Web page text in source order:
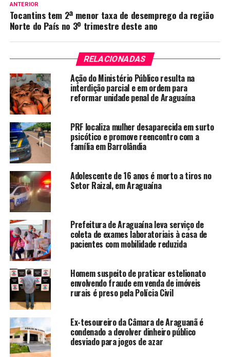
ANTERIOR
Tocantins tem 2ª menor taxa de desemprego da região
Norte do País no 3º trimestre deste ano
RELACIONADAS
Ação do Ministério Público resulta na
interdição parcial e em ordem para
reformar unidade penal de Araguaína
PRF localiza mulher desaparecida em surto
psicótico e promove reencontro com a
família em Barrolândia
Adolescente de 16 anos é morto a tiros no
Setor Raizal, em Araguaína
Prefeitura de Araguaína leva serviço de
coleta de exames laboratoriais à casa de
pacientes com mobilidade reduzida
Homem suspeito de praticar estelionato
envolvendo fraude em venda de imóveis
rurais é preso pela Polícia Civil
Ex-tesoureiro da Câmara de Araguanã é
condenado a devolver dinheiro público
desviado para jogos de azar